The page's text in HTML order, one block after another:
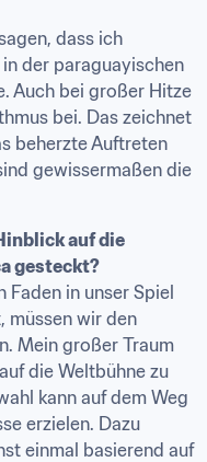
dass ich
der paraguayischen
Auch bei großer Hitze
bei. Das zeichnet
beherzte Auftreten
gewissermaßen die
auf die
gesteckt?
in unser Spiel
müssen wir den
Mein großer Traum
die Weltbühne zu
kann auf dem Weg
erzielen. Dazu
einmal basierend auf